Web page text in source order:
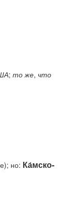
; то же, что
но: Ка́мско-